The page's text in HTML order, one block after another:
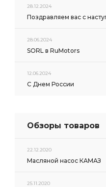
28.12.2024
Поздравляем вас с
28.06.2024
SORL в RuMotors
12.06.2024
С Днем России
Обзоры товаров
22.12.2020
Масляной насос КАМАЗ
25.11.2020